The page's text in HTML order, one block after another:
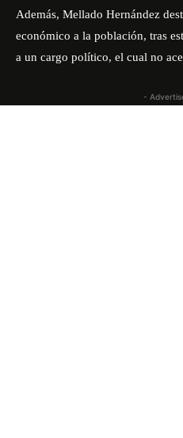
Además, Mellado Hernández
económico a la población, tras
a un cargo político, el cual no
-